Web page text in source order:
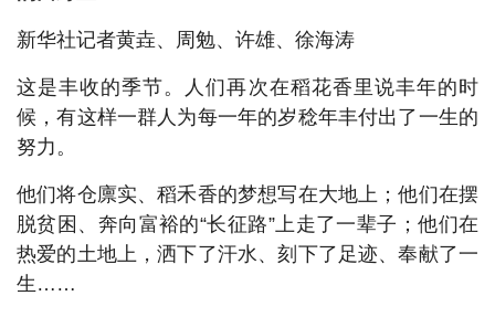
新华社记者黄垚、周勉、许雄、徐海涛
这是丰收的季节。人们再次在稻花香里说丰年的时
候，有这样一群人为每一年的岁稔年丰付出了一生的
努力。
他们将仓廪实、稻禾香的梦想写在大地上；他们在摆
脱贫困、奔向富裕的“长征路”上走了一辈子；他们在
热爱的土地上，洒下了汗水、刻下了足迹、奉献了一
生……